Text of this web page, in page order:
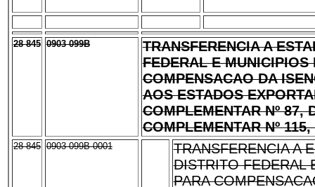
28 845 0903 099B
TRANSFERENCIA A
FEDERAL E MUNICIPIOS
COMPENSACAO DA
AOS ESTADOS
COMPLEMENTAR Nº 87,
COMPLEMENTAR Nº
28 845 0903 099B 0001
TRANSFERENCIA A
DISTRITO FEDERAL
PARA